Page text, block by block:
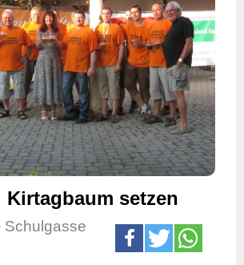
Kirtagbaum setzen
Schulgasse